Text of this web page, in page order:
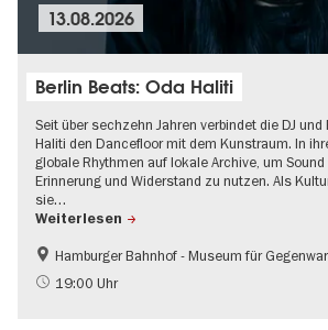
13.08.2026
Berlin Beats: Oda Haliti
Seit über sechzehn Jahren verbindet die DJ und
Haliti den Dancefloor mit dem Kunstraum. In
globale Rhythmen auf lokale Archive, um
Erinnerung und Widerstand zu nutzen. Als
sie…
Weiterlesen
Experimentelle und zeitgenössische Musik
Gratis
Hamburger Bahnhof - Museum für
19:00 Uhr